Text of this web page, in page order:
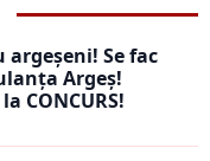
argeșeni! Se fac
Argeș!
CONCURS!